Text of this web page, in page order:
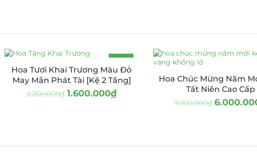
-27%
Hoa Tươi Khai Trương Màu Đỏ
May Mắn Phát Tài [Kệ 2 Tầng]
2.200.000₫ 1.600.000₫
Hoa Chúc Mừng Năm
Tất Niên Cao Cấp
7.000.000₫